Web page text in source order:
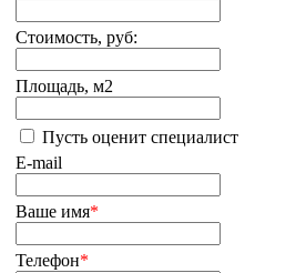
Стоимость, руб:
Площадь, м2
Пусть оценит специалист
E-mail
Ваше имя*
Телефон*